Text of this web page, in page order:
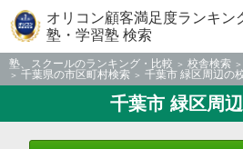
オリコン顧客満足度ランキン
塾・学習塾 検索
塾、スクールのランキング・比較 校舎検索
千葉県の市区町村検索
千葉市 緑区周辺の
千葉市 緑区周